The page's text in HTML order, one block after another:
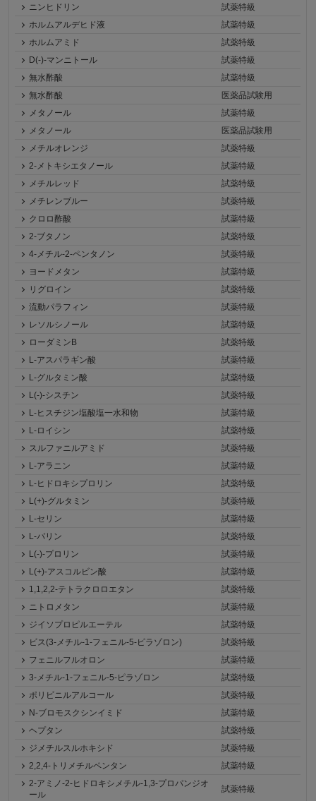
ニンヒドリン
試薬特級
ホルムアルデヒド液
試薬特級
ホルムアミド
試薬特級
D(-)-マンニトール
試薬特級
無水酢酸
試薬特級
無水酢酸
医薬品試験用
メタノール
試薬特級
メタノール
医薬品試験用
メチルオレンジ
試薬特級
2-メトキシエタノール
試薬特級
メチルレッド
試薬特級
メチレンブルー
試薬特級
クロロ酢酸
試薬特級
2-ブタノン
試薬特級
4-メチル-2-ペンタノン
試薬特級
ヨードメタン
試薬特級
リグロイン
試薬特級
流動パラフィン
試薬特級
レソルシノール
試薬特級
ローダミンB
試薬特級
L-アスパラギン酸
試薬特級
L-グルタミン酸
試薬特級
L(-)-シスチン
試薬特級
L-ヒスチジン塩酸塩一水和物
試薬特級
L-ロイシン
試薬特級
スルファニルアミド
試薬特級
L-アラニン
試薬特級
L-ヒドロキシプロリン
試薬特級
L(+)-グルタミン
試薬特級
L-セリン
試薬特級
L-バリン
試薬特級
L(-)-プロリン
試薬特級
L(+)-アスコルビン酸
試薬特級
1,1,2,2-テトラクロロエタン
試薬特級
ニトロメタン
試薬特級
ジイソプロピルエーテル
試薬特級
ビス(3-メチル-1-フェニル-5-ピラゾロン)
試薬特級
フェニルフルオロン
試薬特級
3-メチル-1-フェニル-5-ピラゾロン
試薬特級
ポリビニルアルコール
試薬特級
N-ブロモスクシンイミド
試薬特級
ヘプタン
試薬特級
ジメチルスルホキシド
試薬特級
2,2,4-トリメチルペンタン
試薬特級
2-アミノ-2-ヒドロキシメチル-1,3-プロパンジオ
ール
試薬特級